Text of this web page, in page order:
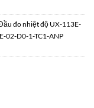
đo nhiệt độ UX-113E-
02-D0-1-TC1-ANP